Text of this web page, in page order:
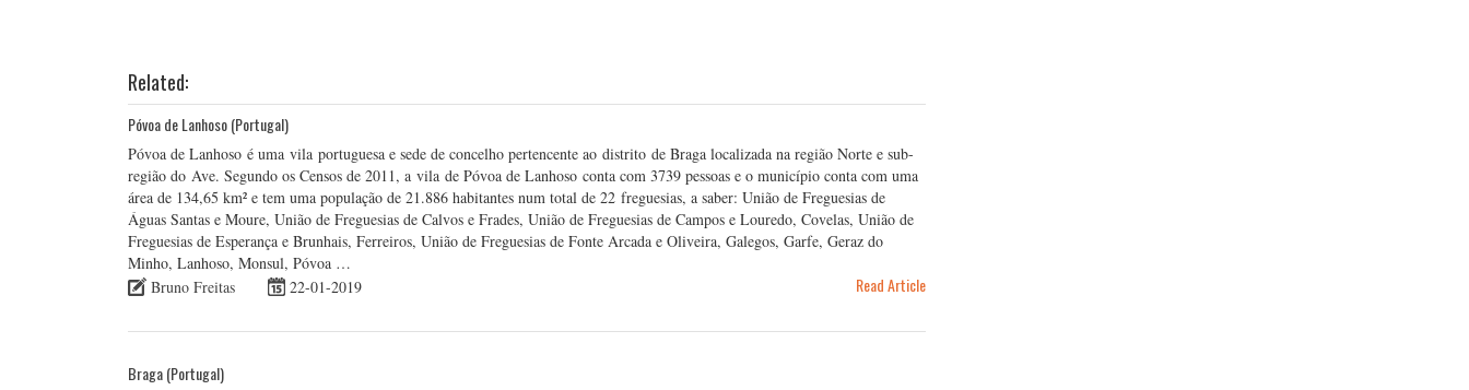
Related:
Póvoa de Lanhoso (Portugal)
Póvoa de Lanhoso é uma vila portuguesa e sede de concelho pertencente ao distrito de Braga localizada na região Norte e sub-
região do Ave. Segundo os Censos de 2011, a vila de Póvoa de Lanhoso conta com 3739 pessoas e o município conta com uma
área de 134,65 km² e tem uma população de 21.886 habitantes num total de 22 freguesias, a saber: União de Freguesias de
Águas Santas e Moure, União de Freguesias de Calvos e Frades, União de Freguesias de Campos e Louredo, Covelas, União de
Freguesias de Esperança e Brunhais, Ferreiros, União de Freguesias de Fonte Arcada e Oliveira, Galegos, Garfe, Geraz do
Minho, Lanhoso, Monsul, Póvoa …
Bruno Freitas
22-01-2019 Read Article
Braga (Portugal)